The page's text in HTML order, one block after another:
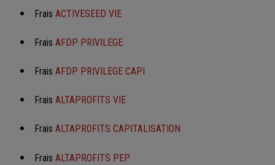
Frais ACTIVESEED VIE
Frais AFDP PRIVILEGE
Frais AFDP PRIVILEGE CAPI
Frais ALTAPROFITS VIE
Frais ALTAPROFITS CAPITALISATION
Frais ALTAPROFITS PEP